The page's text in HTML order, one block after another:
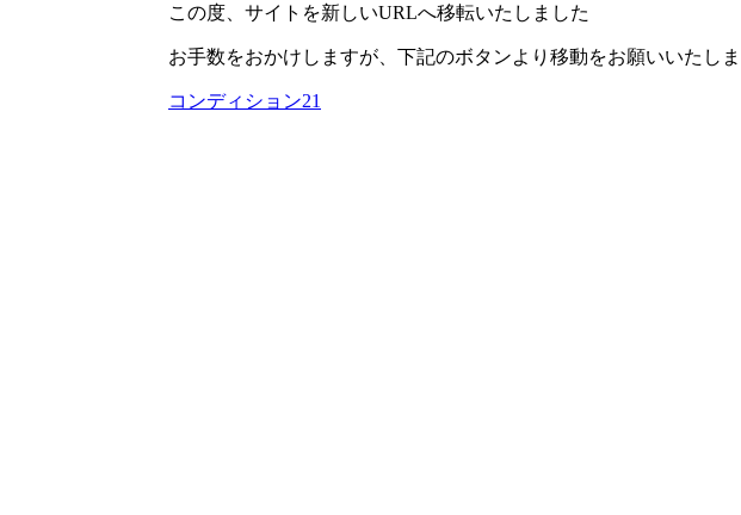
この度、サイトを新しいURLへ移転いたしました
お手数をおかけしますが、下記のボタンより移動をお願いいたし
コンディション21